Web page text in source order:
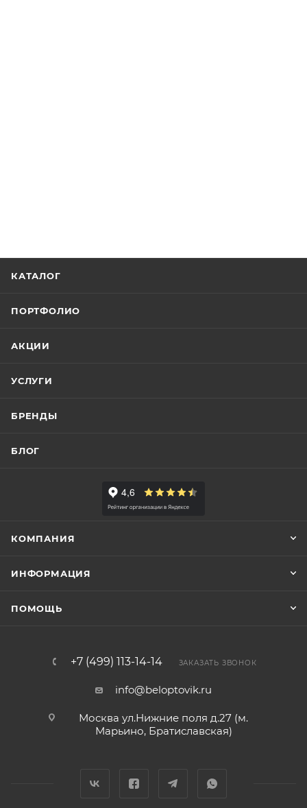
КАТАЛОГ
ПОРТФОЛИО
АКЦИИ
УСЛУГИ
БРЕНДЫ
БЛОГ
КОМПАНИЯ
ИНФОРМАЦИЯ
ПОМОЩЬ
+7 (499) 113-14-14 ЗАКАЗАТЬ ЗВОНОК
info@beloptovik.ru
Москва ул.Нижние поля д.27 (м.
Марьино, Братиславская)